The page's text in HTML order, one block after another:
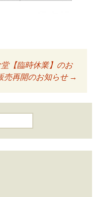
ーショ
【臨時休業】のお
売再開のお知らせ →